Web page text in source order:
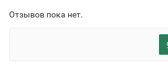
Отзывов пока нет.